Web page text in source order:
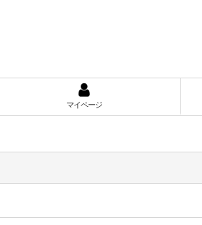
マイページ